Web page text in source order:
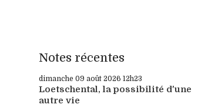
Notes récentes
dimanche 09 août 2026 12h23
Loetschental, la possibilité d'une
autre vie